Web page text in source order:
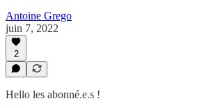
Antoine Grego
juin 7, 2022
2
Hello les abonné.e.s !